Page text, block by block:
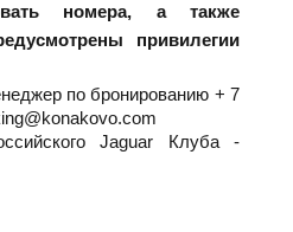
номера, а также
привилегии
по бронированию + 7
Jaguar Клуба -